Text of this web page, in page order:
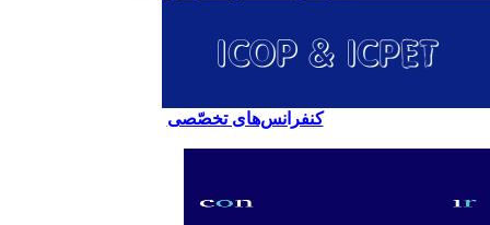
کنفرانس‌های تخصّصی